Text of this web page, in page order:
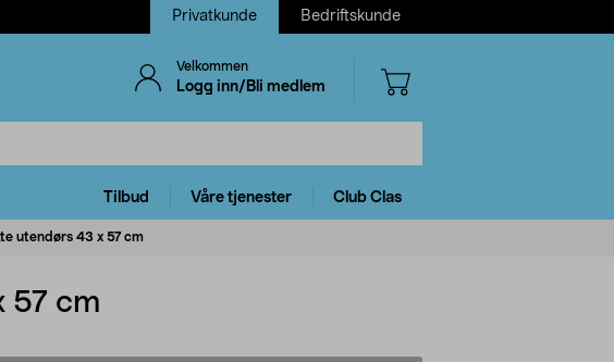
Privatkunde Bedriftskunde
Velkommen
Logg inn/Bli medlem
Tilbud Våre tjenester Club Clas
utendørs 43 x 57 cm
57 cm